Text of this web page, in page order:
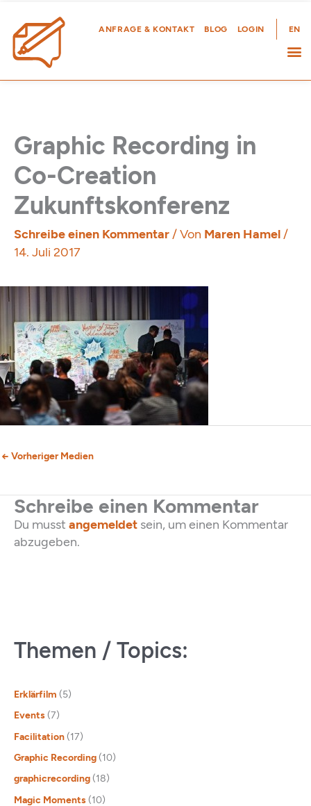
Inhalt
springen
ANFRAGE & KONTAKT BLOG LOGIN EN
Graphic Recording in
Co-Creation
Zukunftskonferenz
Schreibe einen Kommentar/ Von Maren Hamel/
14. Juli 2017
← Vorheriger Medien
Schreibe einen Kommentar
Du musst angemeldet sein, um einen Kommentar
abzugeben.
Themen / Topics:
Erklärfilm (5)
Events (7)
Facilitation (17)
Graphic Recording (10)
graphicrecording (18)
Magic Moments (10)